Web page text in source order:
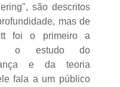
são descritos
mas de
foi o primeiro a
o estudo do
e da teoria
fala a um público